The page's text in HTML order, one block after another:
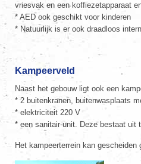
vriesvak en een koffiezetapparaat
* AED ook geschikt voor kinderen
* Natuurlijk is er ook draadloos
Kampeerveld
Naast het gebouw ligt ook een
* 2 buitenkranen, buitenwasplaats
* elektriciteit 220 V
* een sanitair-unit. Deze bestaat uit
Het kampeerterrein kan